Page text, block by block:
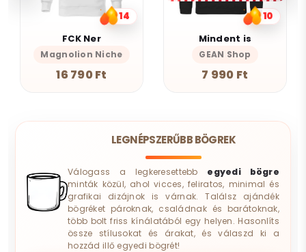
14
FCK Ner
Magnolion Niche
16 790 Ft
10
Mindent is
GEAN Shop
7 990 Ft
LEGNÉPSZERŰBB BÖGREK
Válogass a legkeresettebb egyedi bögre
minták közül, ahol vicces, feliratos, minimal és
grafikai dizájnok is várnak. Találsz ajándék
bögréket pároknak, családnak és barátoknak,
több bolt friss kínálatából egy helyen. Hasonlíts
össze stílusokat és árakat, és válaszd ki a
hozzád illő egyedi bögrét!